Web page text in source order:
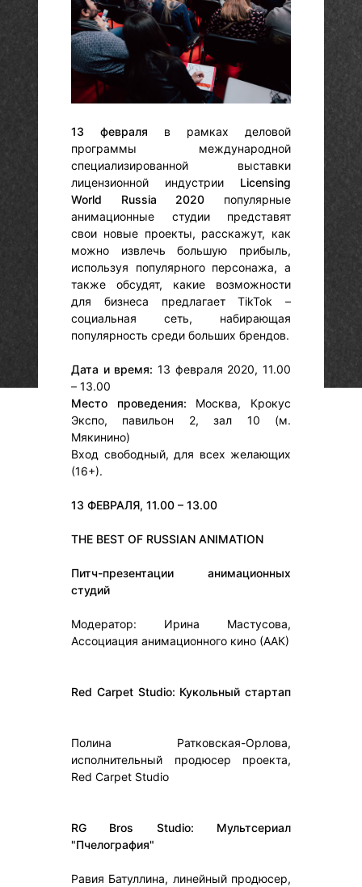
13 февраля в рамках деловой
программы международной
специализированной выставки
лицензионной индустрии Licensing
World Russia 2020 популярные
анимационные студии представят
свои новые проекты, расскажут, как
можно извлечь большую прибыль,
используя популярного персонажа, а
также обсудят, какие возможности
для бизнеса предлагает TikTok –
социальная сеть, набирающая
популярность среди больших брендов.
Дата и время: 13 февраля 2020, 11.00
– 13.00
Место проведения: Москва, Крокус
Экспо, павильон 2, зал 10 (м.
Мякинино)
Вход свободный, для всех желающих
(16+).
13 ФЕВРАЛЯ, 11.00 – 13.00
THE BEST OF RUSSIAN ANIMATION
Питч-презентации анимационных
студий
Модератор: Ирина Мастусова,
Ассоциация анимационного кино (ААК)
Red Carpet Studio: Кукольный стартап
Полина Ратковская-Орлова,
исполнительный продюсер проекта,
Red Carpet Studio
RG Bros Studio: Мультсериал
"Пчелография"
Равия Батуллина, линейный продюсер,